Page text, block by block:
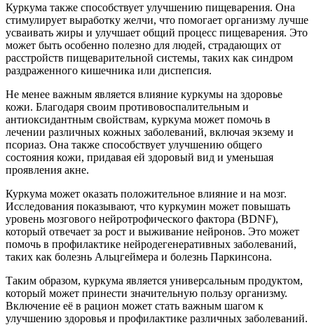
Куркума также способствует улучшению пищеварения. Она
стимулирует выработку желчи, что помогает организму лучше
усваивать жиры и улучшает общий процесс пищеварения. Это
может быть особенно полезно для людей, страдающих от
расстройств пищеварительной системы, таких как синдром
раздраженного кишечника или диспепсия.
Не менее важным является влияние куркумы на здоровье
кожи. Благодаря своим противовоспалительным и
антиоксидантным свойствам, куркума может помочь в
лечении различных кожных заболеваний, включая экзему и
псориаз. Она также способствует улучшению общего
состояния кожи, придавая ей здоровый вид и уменьшая
проявления акне.
Куркума может оказать положительное влияние и на мозг.
Исследования показывают, что куркумин может повышать
уровень мозгового нейротрофического фактора (BDNF),
который отвечает за рост и выживание нейронов. Это может
помочь в профилактике нейродегенеративных заболеваний,
таких как болезнь Альцгеймера и болезнь Паркинсона.
Таким образом, куркума является универсальным продуктом,
который может принести значительную пользу организму.
Включение её в рацион может стать важным шагом к
улучшению здоровья и профилактике различных заболеваний.